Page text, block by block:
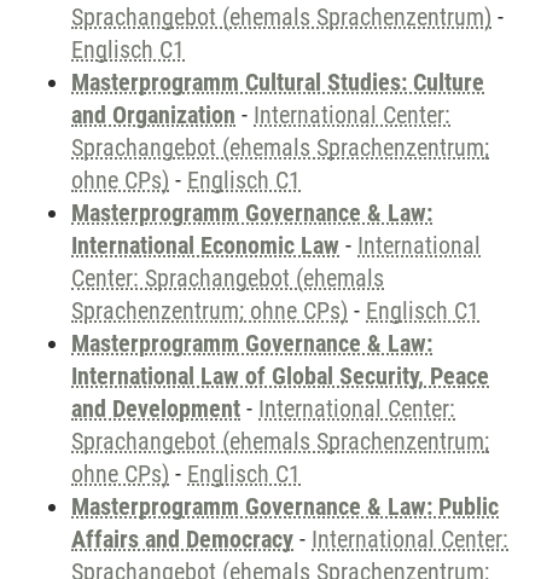
Sprachangebot (ehemals Sprachenzentrum) -
Englisch C1
Masterprogramm Cultural Studies: Culture
and Organization - International Center:
Sprachangebot (ehemals Sprachenzentrum;
ohne CPs) - Englisch C1
Masterprogramm Governance & Law:
International Economic Law - International
Center: Sprachangebot (ehemals
Sprachenzentrum; ohne CPs) - Englisch C1
Masterprogramm Governance & Law:
International Law of Global Security, Peace
and Development - International Center:
Sprachangebot (ehemals Sprachenzentrum;
ohne CPs) - Englisch C1
Masterprogramm Governance & Law: Public
Affairs and Democracy - International Center:
Sprachangebot (ehemals Sprachenzentrum;